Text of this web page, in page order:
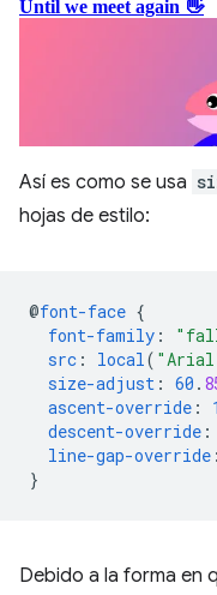
Así es como se usa
hojas de estilo:
@font-face {
font-family :
src : local (
size-adjust : 60 .
ascent-override :
descent-override :
line-gap-override :
}
Debido a la forma en